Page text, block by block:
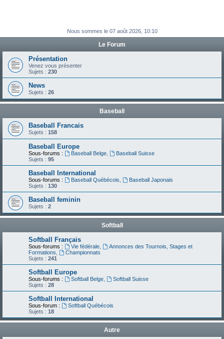
Nous sommes le 07 août 2026, 10:10
Le Forum
Présentation
Venez vous présenter
Sujets : 230
News
Sujets : 26
Baseball
Baseball Francais
Sujets : 158
Baseball Europe
Sous-forums : Baseball Belge,
Baseball Suisse
Sujets : 95
Baseball International
Sous-forums : Baseball Québécois
Baseball Japonais
Sujets : 130
Baseball feminin
Sujets : 2
Softball
Softball Français
Sous-forums : Vie fédérale,
Annonces des Tournois, Stages et
Formations
Championnats
Sujets : 241
Softball Europe
Sous-forums : Softball Belge,
Softball Suisse
Sujets : 28
Softball International
Sous-forum :
Softball Québécois
Sujets : 18
Autre